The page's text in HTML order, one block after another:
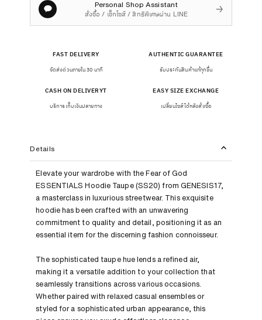
Personal Shop Assistant
สั่งซื้อ / เช็กไซส์ / สิทธิพิเศษผ่าน LINE
→
FAST DELIVERY
จัดส่งด่วนภายใน 30 นาที
AUTHENTIC GUARANTEE
รับประกันสินค้าแท้ทุกชิ้น
CASH ON DELIVERYT
บริการเก็บเงินปลายทาง
EASY SIZE EXCHANGE
เปลี่ยนไซส์ได้หลังสั่งซื้อ
Details
Elevate your wardrobe with the Fear of God
ESSENTIALS Hoodie Taupe (SS20) from GENESIS17,
a masterclass in luxurious streetwear. This exquisite
hoodie has been crafted with an unwavering
commitment to quality and detail, positioning it as an
essential item for the discerning fashion connoisseur.
The sophisticated taupe hue lends a refined air,
making it a versatile addition to your collection that
seamlessly transitions across various occasions.
Whether paired with relaxed casual ensembles or
styled for a sophisticated urban appearance, this